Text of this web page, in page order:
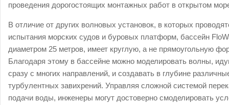
проведения дорогостоящих монтажных работ в открытом
В отличие от других волновых установок, в которых
испытания морских судов и буровых платформ, бассейн
диаметром 25 метров, имеет круглую, а не прямоугольную
Благодаря этому в бассейне можно моделировать волны,
сразу с многих направлений, и создавать в глубине
турбулентных завихрений. Управляя сложной системой
подачи воды, инженеры могут достоверно смоделировать